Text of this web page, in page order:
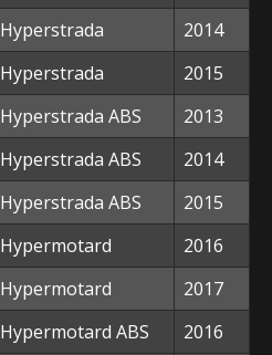
Hyperstrada
2014
Hyperstrada
2015
Hyperstrada ABS
2013
Hyperstrada ABS
2014
Hyperstrada ABS
2015
Hypermotard
2016
Hypermotard
2017
Hypermotard ABS
2016